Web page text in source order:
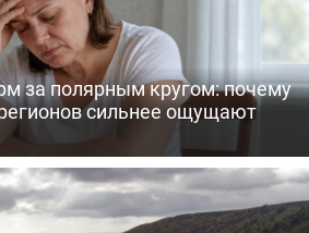
за полярным кругом: почему
сильнее ощущают